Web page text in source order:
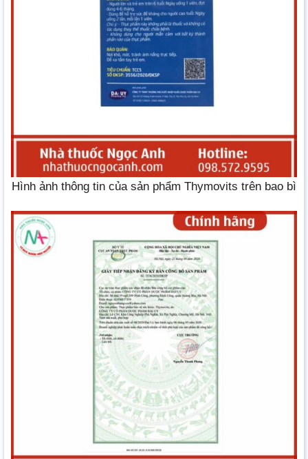
Hình ảnh thông tin của sản phẩm Thymovits trên bao bì